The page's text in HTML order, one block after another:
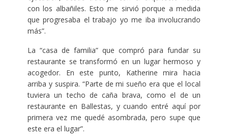
con los albañiles. Esto me sirvió porque a medida
que progresaba el trabajo yo me iba involucrando
más”.
La “casa de familia” que compró para fundar su
restaurante se transformó en un lugar hermoso y
acogedor. En este punto, Katherine mira hacia
arriba y suspira. “Parte de mi sueño era que el local
tuviera un techo de caña brava, como el de un
restaurante en Ballestas, y cuando entré aquí por
primera vez me quedé asombrada, pero supe que
este era el lugar”.